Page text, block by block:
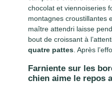
chocolat et viennoiseries
montagnes croustillantes
maître attendri laisse
bout de croissant à
quatre pattes . Après
Farniente sur les
chien aime le repos